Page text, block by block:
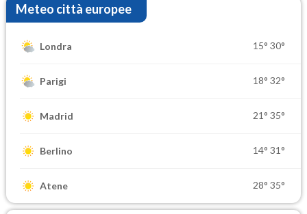
Meteo città europee
Londra 15° 30°
Parigi 18° 32°
Madrid 21° 35°
Berlino 14° 31°
Atene 28° 35°